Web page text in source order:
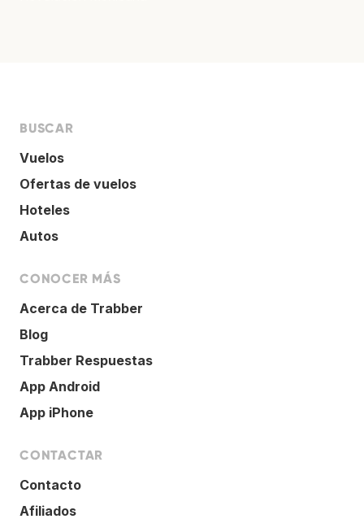
BUSCAR
Vuelos
Ofertas de vuelos
Hoteles
Autos
CONOCER MÁS
Acerca de Trabber
Blog
Trabber Respuestas
App Android
App iPhone
CONTACTAR
Contacto
Afiliados